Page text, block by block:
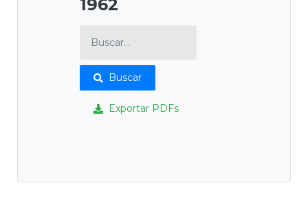
1962
Buscar
Exportar PDFs